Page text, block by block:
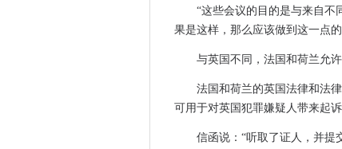
NHS举报人隐私担忧传递
通过AWS Cloud
英国宣布在数字付款的演
第三方代码错误留下了
英国政府设立了工作队，以
新西兰央行IT系统在网络攻
“这些会议的目的是与来自不
果是这样，那么应该做到这一点
与英国不同，法国和荷兰允
法国和荷兰的英国法律和法
可用于对英国犯罪嫌疑人带来起诉
信函说：“听取了证人，并提